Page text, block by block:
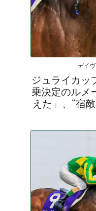
デイ
ジュライカッ
乗決定のルメ
えた」、“宿